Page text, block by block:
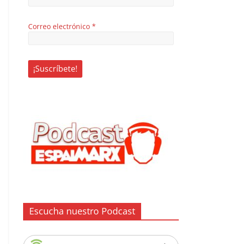
Correo electrónico *
Escucha nuestro Podcast